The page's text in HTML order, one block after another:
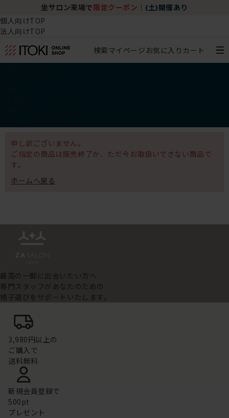
坐サロン来場で 限定クーポン (土)開催あり
個人向けTOP
法人向けTOP
検索マイページ お気に入り カート
申し訳ございません。
ご指定の商品は販売終了か、ただ今お取扱いできない商品で
す。
ホームへ戻る
最高の一脚に出会いたい方へ
専門スタッフがあなたのための
椅子選びをサポートいたします。
3,980円以上の
ご購入で
送料無料
新規会員登録で
500pt
プレゼント